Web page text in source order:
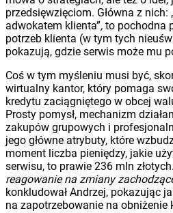
przedsięwzięciom. Główna z
adwokatem klienta”, to pochodna
potrzeb klienta (w tym tych
pokazują, gdzie serwis może mu
Coś w tym myśleniu musi być,
wirtualny kantor, który pomaga
kredytu zaciągniętego w obcej
Prosty pomysł, mechanizm
zakupów grupowych i
jego główne atrybuty, które
moment liczba pieniędzy, jakie
serwisu, to prawie 236 mln
reagowanie na zmiany
konkludował Andrzej, pokazując
na zapotrzebowanie na obniżenie